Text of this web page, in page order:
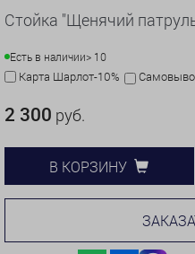
Стойка "Щенячий
Есть в наличии> 10
Карта Шарлот-10%
2 300 руб.
В КОРЗИНУ